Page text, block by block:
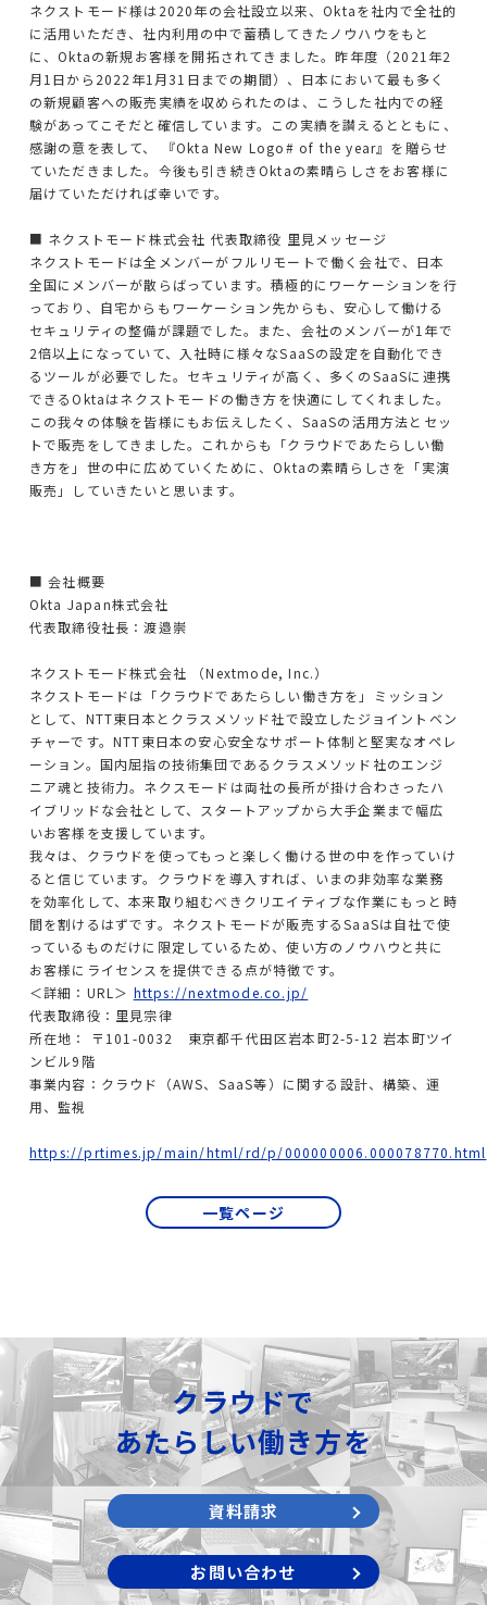
カルチャー
お知らせ
セミナー
お問い合わせ
資料請求
ホワイトペーパー
ネクストモード様は2020年の会社設立以来、Oktaを社内で全社的
に活用いただき、社内利用の中で蓄積してきたノウハウをもと
に、Oktaの新規お客様を開拓されてきました。昨年度（2021年2
月1日から2022年1月31日までの期間）、日本において最も多く
の新規顧客への販売実績を収められたのは、こうした社内での経
験があってこそだと確信しています。この実績を讃えるとともに、
感謝の意を表して、 『Okta New Logo# of the year』を贈らせ
ていただきました。今後も引き続きOktaの素晴らしさをお客様に
届けていただければ幸いです。
■ ネクストモード株式会社 代表取締役 里見メッセージ
ネクストモードは全メンバーがフルリモートで働く会社で、日本
全国にメンバーが散らばっています。積極的にワーケーションを行
っており、自宅からもワーケーション先からも、安心して働ける
セキュリティの整備が課題でした。また、会社のメンバーが1年で
2倍以上になっていて、入社時に様々なSaaSの設定を自動化でき
るツールが必要でした。セキュリティが高く、多くのSaaSに連携
できるOktaはネクストモードの働き方を快適にしてくれました。
この我々の体験を皆様にもお伝えしたく、SaaSの活用方法とセッ
トで販売をしてきました。これからも「クラウドであたらしい働
き方を」世の中に広めていくために、Oktaの素晴らしさを「実演
販売」していきたいと思います。
■ 会社概要
Okta Japan株式会社
代表取締役社長：渡邉崇
ネクストモード株式会社 （Nextmode, Inc.）
ネクストモードは「クラウドであたらしい働き方を」ミッション
として、NTT東日本とクラスメソッド社で設立したジョイントベン
チャーです。NTT東日本の安心安全なサポート体制と堅実なオペレ
ーション。国内屈指の技術集団であるクラスメソッド社のエンジ
ニア魂と技術力。ネクスモードは両社の長所が掛け合わさったハ
イブリッドな会社として、スタートアップから大手企業まで幅広
いお客様を支援しています。
我々は、クラウドを使ってもっと楽しく働ける世の中を作っていけ
ると信じています。クラウドを導入すれば、いまの非効率な業務
を効率化して、本来取り組むべきクリエイティブな作業にもっと時
間を割けるはずです。ネクストモードが販売するSaaSは自社で使
っているものだけに限定しているため、使い方のノウハウと共に
お客様にライセンスを提供できる点が特徴です。
＜詳細：URL＞ https://nextmode.co.jp/
代表取締役：里見宗律
所在地： 〒101-0032 東京都千代田区岩本町2-5-12 岩本町ツイ
ンビル9階
事業内容：クラウド（AWS、SaaS等）に関する設計、構築、運
用、監視
https://prtimes.jp/main/html/rd/p/000000006.000078770.html
一覧ページ
クラウドで
あたらしい働き方を
資料請求
お問い合わせ